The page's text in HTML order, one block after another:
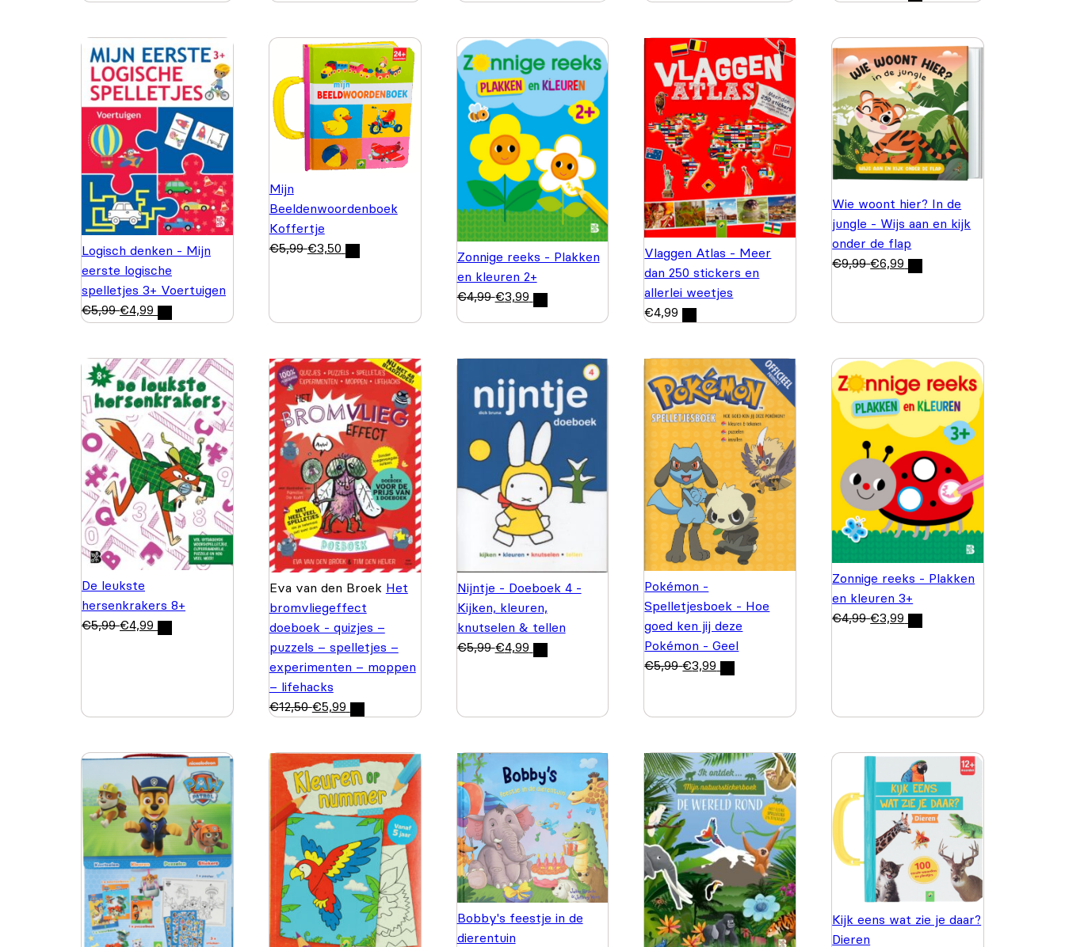
Logisch denken - Mijn
eerste logische
spelletjes 3+ Voertuigen
€5,99 €4,99
Mijn
Beeldenwoordenboek
Koffertje
€5,99 €3,50
Zonnige reeks - Plakken
en kleuren 2+
€4,99 €3,99
Vlaggen Atlas - Meer
dan 250 stickers en
allerlei weetjes
€4,99
Wie woont hier? In de
jungle - Wijs aan en kijk
onder de flap
€9,99 €6,99
De leukste
hersenkrakers 8+
€5,99 €4,99
Eva van den Broek Het
bromvliegeffect
doeboek - quizjes –
puzzels – spelletjes –
experimenten – moppen
– lifehacks
€12,50 €5,99
Nijntje - Doeboek 4 -
Kijken, kleuren,
knutselen & tellen
€5,99 €4,99
Pokémon -
Spelletjesboek - Hoe
goed ken jij deze
Pokémon - Geel
€5,99 €3,99
Zonnige reeks - Plakken
en kleuren 3+
€4,99 €3,99
Bobby's feestje in de
dierentuin
Kijk eens wat zie je daar?
Dieren